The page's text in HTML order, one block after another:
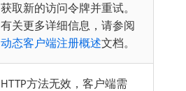
获取新的访问令牌并重试。
有关更多详细信息，请参阅
动态客户端注册概述文档。
HTTP方法无效，客户端需